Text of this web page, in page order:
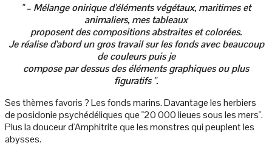
" – Mélange onirique d'éléments végétaux, maritimes et
animaliers, mes tableaux
proposent des compositions abstraites et colorées.
Je réalise d'abord un gros travail sur les fonds avec beaucoup
de couleurs puis je
compose par dessus des éléments graphiques ou plus
figuratifs ".
Ses thèmes favoris ? Les fonds marins. Davantage les herbiers
de posidonie psychédéliques que "20 000 lieues sous les mers".
Plus la douceur d'Amphitrite que les monstres qui peuplent les
abysses.